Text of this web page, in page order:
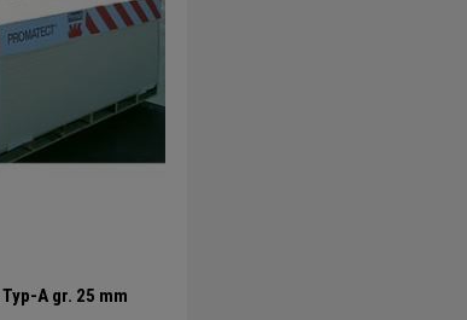
A gr. 25 mm